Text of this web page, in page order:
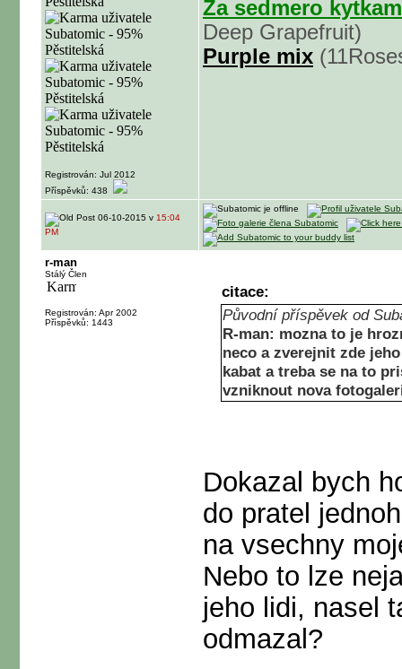
Registrován: Jul 2012
Příspěvků: 438
Za sedmero
Deep Grapefruit)
Purple mix
06-10-2015 v 15:04
PM
r-man
Stálý Člen
Registrován: Apr 2002
Příspěvků: 1443
citace:
Původní příspěvek od
R-man: mozna to je
neco a zverejnit zde
kabat a treba se na to
vzniknout nova
Dokazal bych
do pratel
na vsechny
Nebo to lze
jeho lidi, nasel
odmazal?